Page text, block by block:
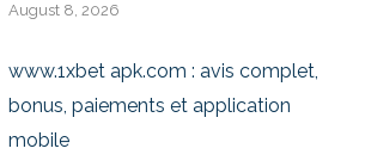
August 8, 2026
www.1xbet apk.com : avis complet,
bonus, paiements et application
mobile